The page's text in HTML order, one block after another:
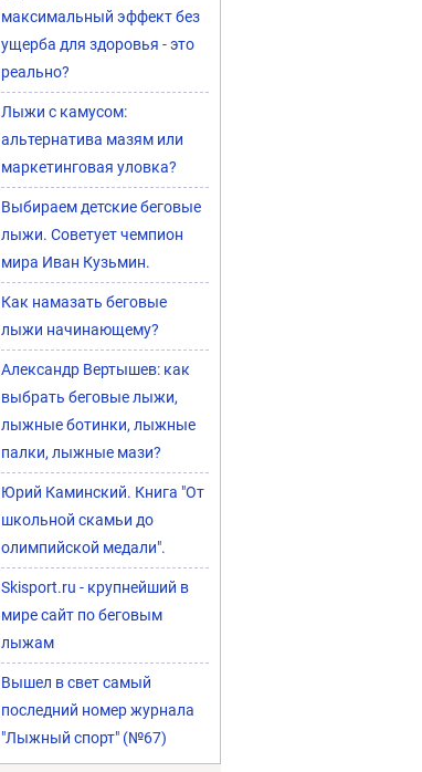
максимальный эффект без
ущерба для здоровья - это
реально?
Лыжи с камусом:
альтернатива мазям или
маркетинговая уловка?
Выбираем детские беговые
лыжи. Советует чемпион
мира Иван Кузьмин.
Как намазать беговые
лыжи начинающему?
Александр Вертышев: как
выбрать беговые лыжи,
лыжные ботинки, лыжные
палки, лыжные мази?
Юрий Каминский. Книга "От
школьной скамьи до
олимпийской медали".
Skisport.ru - крупнейший в
мире сайт по беговым
лыжам
Вышел в свет самый
последний номер журнала
"Лыжный спорт" (№67)